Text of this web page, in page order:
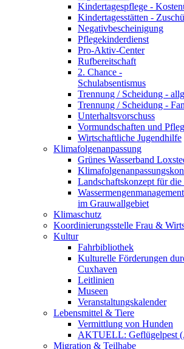
Kindertagespflege -
Kindertagesstätten -
Negativbescheinigung
Pflegekinderdienst
Pro-Aktiv-Center
Rufbereitschaft
2. Chance -
Schulabsentismus
Trennung / Scheidung -
Trennung / Scheidung -
Unterhaltsvorschuss
Vormundschaften und
Wirtschaftliche Jugendhilfe
Klimafolgenanpassung
Grünes Wasserband
Landschaftskonzept für die
Wassermengenmanagement
im Grauwallgebiet
Klimaschutz
Koordinierungsstelle Frau &
Kultur
Fahrbibliothek
Kulturelle Förderungen
Cuxhaven
Leitlinien
Museen
Veranstaltungskalender
Lebensmittel & Tiere
Vermittlung von Hunden
AKTUELL: Geflügelpest
Migration & Teilhabe